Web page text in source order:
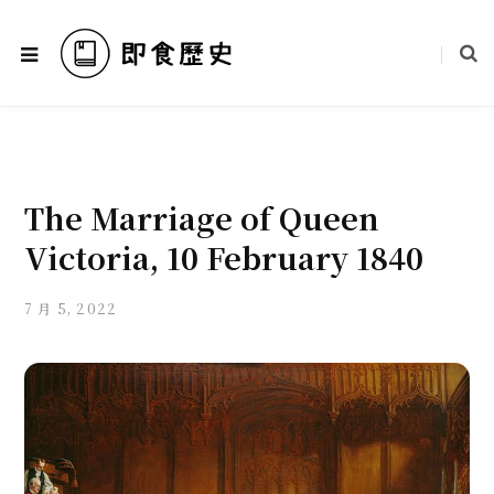
The Marriage of Queen
Victoria, 10 February 1840
7 月 5, 2022